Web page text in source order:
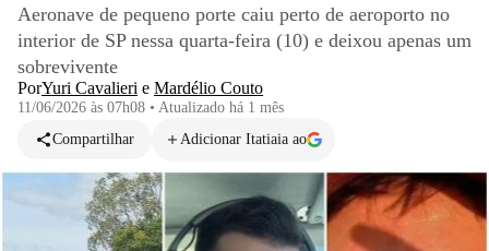
Aeronave de pequeno porte caiu perto de aeroporto no
interior de SP nessa quarta-feira (10) e deixou apenas um
sobrevivente
PorYuri Cavalieri e Mardélio Couto
11/06/2026 às 07h08 • Atualizado há 1 mês
Compartilhar
Adicionar Itatiaia ao